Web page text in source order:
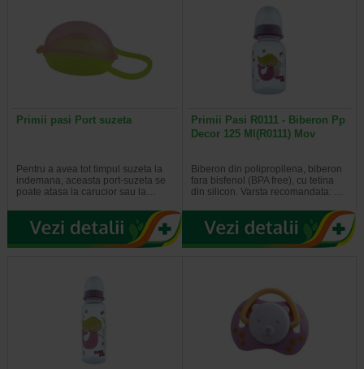
Primii pasi Port suzeta
Pentru a avea tot timpul suzeta la
indemana, aceasta port-suzeta se
poate atasa la carucior sau la…
Primii Pasi R0111 - Biberon Pp
Decor 125 Ml(R0111) Mov
Biberon din polipropilena, biberon
fara bisfenol (BPA free), cu tetina
din silicon. Varsta recomandata: …